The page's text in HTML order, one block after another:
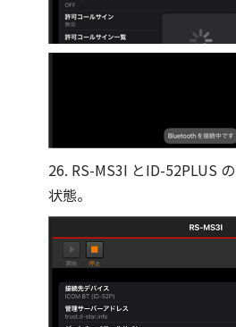
26. RS-MS3I とID-52PLUS
状態。